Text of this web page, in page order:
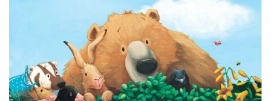
Educație financiară
Hobby si craft